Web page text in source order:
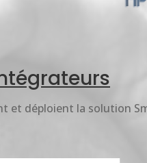
et déploient la solution